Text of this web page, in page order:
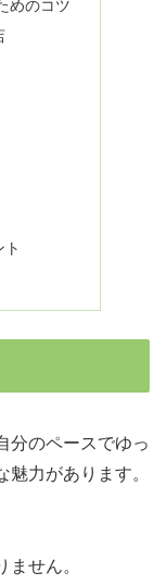
めのコツ
分のペースでゆっ
力があります。
せん。